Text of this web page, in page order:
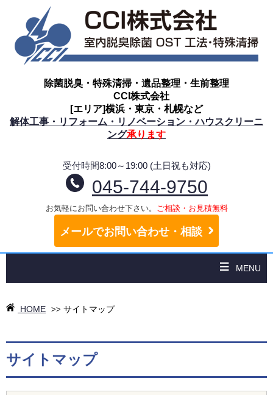
除菌脱臭・特殊清掃・遺品整理・生前整理
CCI株式会社
[エリア]横浜・東京・札幌など
解体工事・リフォーム・リノベーション・ハウスクリーニ
ング承ります
受付時間8:00～19:00 (土日祝も対応)
045-744-9750
お気軽にお問い合わせ下さい。 ご相談・お見積無料
メールでお問い合わせ・相談
MENU
HOME >> サイトマップ
サイトマップ